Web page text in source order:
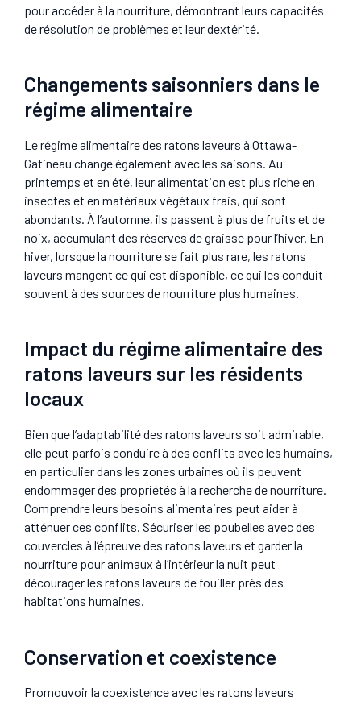
pour accéder à la nourriture, démontrant leurs capacités
de résolution de problèmes et leur dextérité.
Changements saisonniers dans le
régime alimentaire
Le régime alimentaire des ratons laveurs à Ottawa-
Gatineau change également avec les saisons. Au
printemps et en été, leur alimentation est plus riche en
insectes et en matériaux végétaux frais, qui sont
abondants. À l’automne, ils passent à plus de fruits et de
noix, accumulant des réserves de graisse pour l’hiver. En
hiver, lorsque la nourriture se fait plus rare, les ratons
laveurs mangent ce qui est disponible, ce qui les conduit
souvent à des sources de nourriture plus humaines.
Impact du régime alimentaire des
ratons laveurs sur les résidents
locaux
Bien que l’adaptabilité des ratons laveurs soit admirable,
elle peut parfois conduire à des conflits avec les humains,
en particulier dans les zones urbaines où ils peuvent
endommager des propriétés à la recherche de nourriture.
Comprendre leurs besoins alimentaires peut aider à
atténuer ces conflits. Sécuriser les poubelles avec des
couvercles à l’épreuve des ratons laveurs et garder la
nourriture pour animaux à l’intérieur la nuit peut
décourager les ratons laveurs de fouiller près des
habitations humaines.
Conservation et coexistence
Promouvoir la coexistence avec les ratons laveurs